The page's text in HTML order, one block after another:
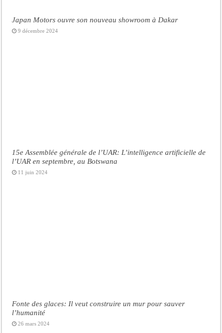
Japan Motors ouvre son nouveau showroom à Dakar
9 décembre 2024
15e Assemblée générale de l’UAR: L’intelligence artificielle de
l’UAR en septembre, au Botswana
11 juin 2024
Fonte des glaces: Il veut construire un mur pour sauver
l’humanité
26 mars 2024